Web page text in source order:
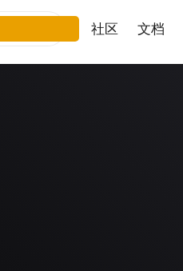
社区 文档